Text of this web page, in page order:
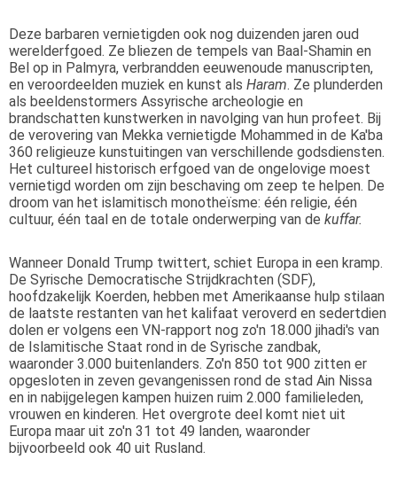
Deze barbaren vernietigden ook nog duizenden jaren oud
werelderfgoed. Ze bliezen de tempels van Baal-Shamin en
Bel op in Palmyra, verbrandden eeuwenoude manuscripten,
en veroordeelden muziek en kunst als Haram. Ze plunderden
als beeldenstormers Assyrische archeologie en
brandschatten kunstwerken in navolging van hun profeet. Bij
de verovering van Mekka vernietigde Mohammed in de Ka'ba
360 religieuze kunstuitingen van verschillende godsdiensten.
Het cultureel historisch erfgoed van de ongelovige moest
vernietigd worden om zijn beschaving om zeep te helpen. De
droom van het islamitisch monotheïsme: één religie, één
cultuur, één taal en de totale onderwerping van de kuffar.
Wanneer Donald Trump twittert, schiet Europa in een kramp.
De Syrische Democratische Strijdkrachten (SDF),
hoofdzakelijk Koerden, hebben met Amerikaanse hulp stilaan
de laatste restanten van het kalifaat veroverd en sedertdien
dolen er volgens een VN-rapport nog zo'n 18.000 jihadi's van
de Islamitische Staat rond in de Syrische zandbak,
waaronder 3.000 buitenlanders. Zo'n 850 tot 900 zitten er
opgesloten in zeven gevangenissen rond de stad Ain Nissa
en in nabijgelegen kampen huizen ruim 2.000 familieleden,
vrouwen en kinderen. Het overgrote deel komt niet uit
Europa maar uit zo'n 31 tot 49 landen, waaronder
bijvoorbeeld ook 40 uit Rusland.